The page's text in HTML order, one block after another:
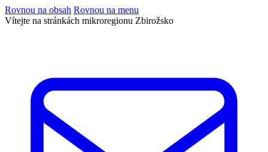
Rovnou na obsah Rovnou na menu
Vítejte na stránkách mikroregionu Zbirožsko